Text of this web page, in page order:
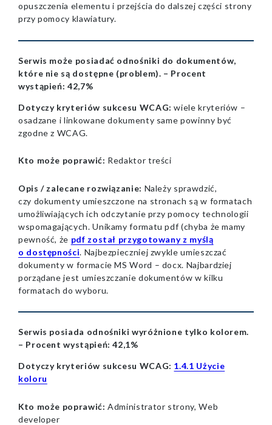
opuszczenia elementu i przejścia do dalszej części strony
przy pomocy klawiatury.
Serwis może posiadać odnośniki do dokumentów,
które nie są dostępne (problem). – Procent
wystąpień: 42,7%
Dotyczy kryteriów sukcesu WCAG: wiele kryteriów –
osadzane i linkowane dokumenty same powinny być
zgodne z WCAG.
Kto może poprawić: Redaktor treści
Opis / zalecane rozwiązanie: Należy sprawdzić,
czy dokumenty umieszczone na stronach są w formatach
umożliwiających ich odczytanie przy pomocy technologii
wspomagających. Unikamy formatu pdf (chyba że mamy
pewność, że pdf został przygotowany z myślą
o dostępności. Najbezpieczniej zwykle umieszczać
dokumenty w formacie MS Word – docx. Najbardziej
porządane jest umieszczanie dokumentów w kilku
formatach do wyboru.
Serwis posiada odnośniki wyróżnione tylko kolorem.
– Procent wystąpień: 42,1%
Dotyczy kryteriów sukcesu WCAG: 1.4.1 Użycie
koloru
Kto może poprawić: Administrator strony, Web
developer